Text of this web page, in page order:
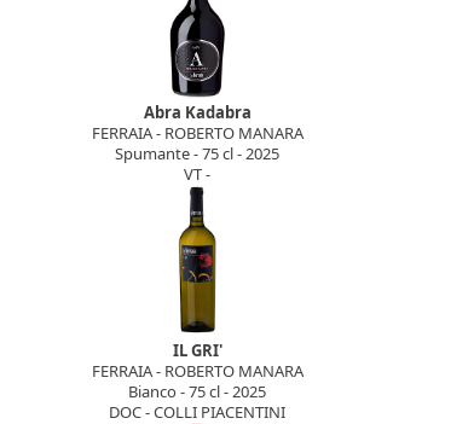
Abra Kadabra
FERRAIA - ROBERTO MANARA
Spumante - 75 cl - 2025
VT -
IL GRI'
FERRAIA - ROBERTO MANARA
Bianco - 75 cl - 2025
DOC - COLLI PIACENTINI